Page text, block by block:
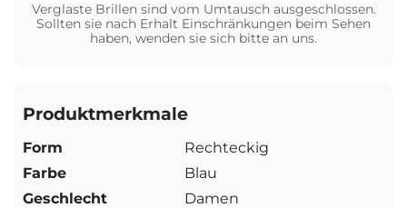
Verglaste Brillen sind vom Umtausch ausgeschlossen.
Sollten sie nach Erhalt Einschränkungen beim Sehen
haben, wenden sie sich bitte an uns.
Produktmerkmale
Form
Rechteckig
Farbe
Blau
Geschlecht
Damen